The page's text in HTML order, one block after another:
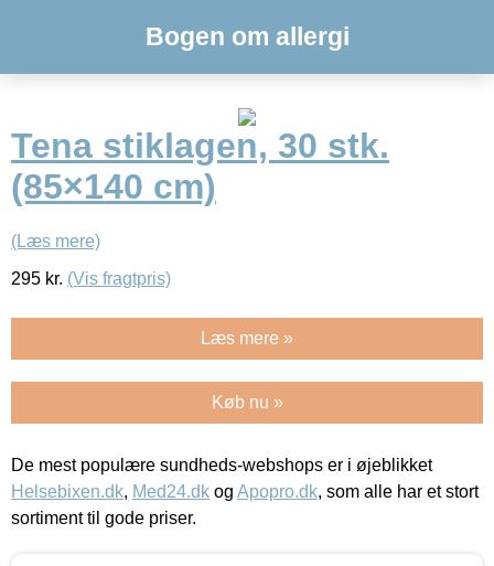
Bogen om allergi
Tena stiklagen, 30 stk.
(85×140 cm)
(Læs mere)
295 kr. (Vis fragtpris)
Læs mere »
Køb nu »
De mest populære sundheds-webshops er i øjeblikket
Helsebixen.dk, Med24.dk og Apopro.dk, som alle har et stort
sortiment til gode priser.